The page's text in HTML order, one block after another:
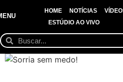
HOME NOTÍCIAS
ESTÚDIO AO VIVO